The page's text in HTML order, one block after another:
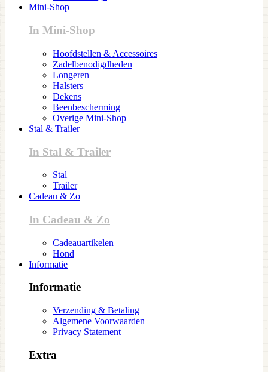
Mini-Shop
In Mini-Shop
Hoofdstellen & Accessoires
Zadelbenodigdheden
Longeren
Halsters
Dekens
Beenbescherming
Overige Mini-Shop
Stal & Trailer
In Stal & Trailer
Stal
Trailer
Cadeau & Zo
In Cadeau & Zo
Cadeauartikelen
Hond
Informatie
Informatie
Verzending & Betaling
Algemene Voorwaarden
Privacy Statement
Extra